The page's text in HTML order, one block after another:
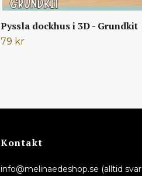
Pyssla dockhus i 3D - Grundkit
79 kr
Kontakt
info@melinaedeshop.se (alltid svar